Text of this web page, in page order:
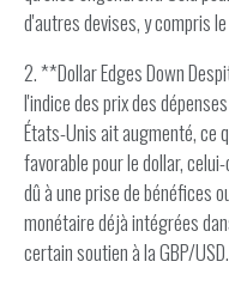
d'autres devises, y compris
2. **Dollar Edges Down
l'indice des prix des
États-Unis ait augmenté, ce
favorable pour le dollar,
dû à une prise de bénéfices
monétaire déjà intégrées
certain soutien à la GBP/USD.